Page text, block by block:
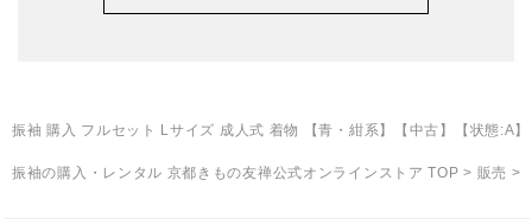
振袖 購入 フルセット Lサイズ 成人式 着物 【青・紺系】【中古】【状態:A
振袖の購入・レンタル 京都きもの友禅公式オンラインストア TOP > 販売 >